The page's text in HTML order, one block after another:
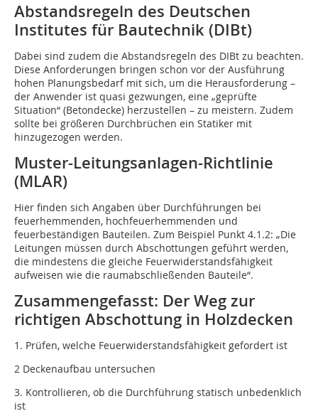
Abstandsregeln des Deutschen
Institutes für Bautechnik (DIBt)
Dabei sind zudem die Abstandsregeln des DIBt zu beachten.
Diese Anforderungen bringen schon vor der Ausführung
hohen Planungsbedarf mit sich, um die Herausforderung –
der Anwender ist quasi gezwungen, eine „geprüfte
Situation“ (Betondecke) herzustellen – zu meistern. Zudem
sollte bei größeren Durchbrüchen ein Statiker mit
hinzugezogen werden.
Muster-Leitungsanlagen-Richtlinie
(MLAR)
Hier finden sich Angaben über Durchführungen bei
feuerhemmenden, hochfeuerhemmenden und
feuerbeständigen Bauteilen. Zum Beispiel Punkt 4.1.2: „Die
Leitungen müssen durch Abschottungen geführt werden,
die mindestens die gleiche Feuerwiderstandsfähigkeit
aufweisen wie die raumabschließenden Bauteile“.
Zusammengefasst: Der Weg zur
richtigen Abschottung in Holzdecken
1. Prüfen, welche Feuerwiderstandsfähigkeit gefordert ist
2 Deckenaufbau untersuchen
3. Kontrollieren, ob die Durchführung statisch unbedenklich
ist